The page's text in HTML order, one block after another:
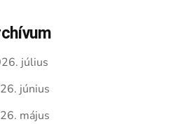
július
június
május